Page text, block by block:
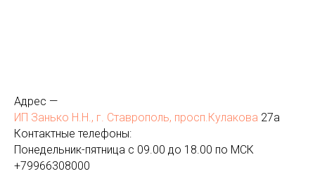
Адрес —
ИП Занько Н.Н., г. Ставрополь, просп.Кулакова 27а
Контактные телефоны:
Понедельник-пятница с 09.00 до 18.00 по МСК
+79966308000